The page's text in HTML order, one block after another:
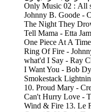
Only Music 02 : All
Johnny B. Goode -
The Night They
Tell Mama - Etta
One Piece At A
Ring Of Fire -
what'd I Say - Ray
I Want You - Bob
Smokestack
10. Proud Mary -
Can't Hurry Love -
Wind & Fire 13. Le